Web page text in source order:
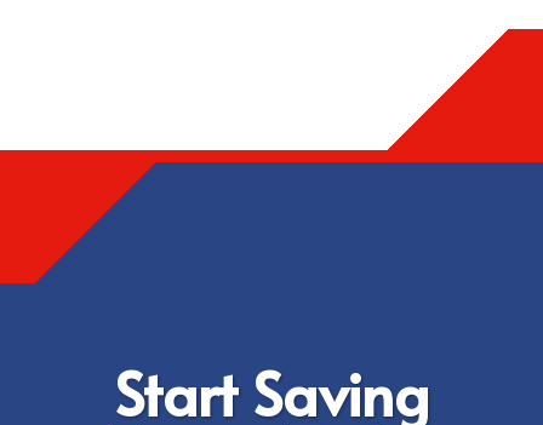
Start Saving